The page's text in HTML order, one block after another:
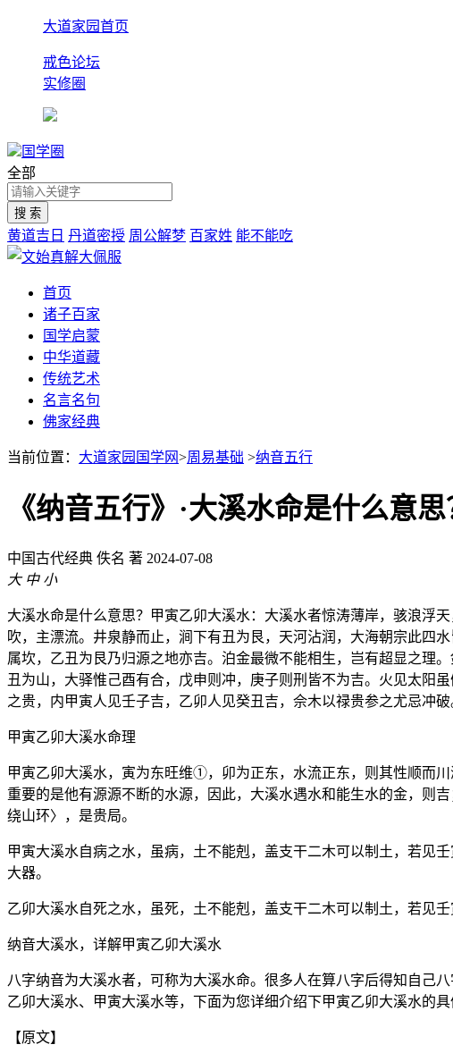
大道家园首页
戒色论坛
实修圈
国学圈
全部
黄道吉日 丹道密授 周公解梦 百家姓 能不能吃
首页
诸子百家
国学启蒙
中华道藏
传统艺术
名言名句
佛家经典
当前位置： 大道家园国学网>周易基础 >纳音五行
《纳音五行》·大溪水命是什么意
中国古代经典 佚名 著 2024-07-08
大 中 小
大溪水命是什么意思？甲寅乙卯大溪水：大溪水者惊涛薄岸，骇浪浮
吹，主漂流。井泉静而止，涧下有丑为艮，天河沾润，大海朝宗此四
属坎，乙丑为艮乃归源之地亦吉。泊金最微不能相生，岂有超显之理
丑为山，大驿惟己酉有合，戊申则冲，庚子则刑皆不为吉。火见太阳
之贵，内甲寅人见壬子吉，乙卯人见癸丑吉，佘木以禄贵参之尤忌冲破
甲寅乙卯大溪水命理
甲寅乙卯大溪水，寅为东旺维①，卯为正东，水流正东，则其性顺而
重要的是他有源源不断的水源，因此，大溪水遇水和能生水的金，则
绕山环〉，是贵局。
甲寅大溪水自病之水，虽病，土不能剋，盖支干二木可以制土，若见
大器。
乙卯大溪水自死之水，虽死，土不能剋，盖支干二木可以制土，若见壬
纳音大溪水，详解甲寅乙卯大溪水
八字纳音为大溪水者，可称为大溪水命。很多人在算八字后得知自己
乙卯大溪水、甲寅大溪水等，下面为您详细介绍下甲寅乙卯大溪水的具
【原文】